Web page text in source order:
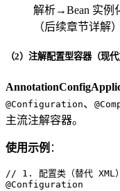
解析→Bean 实例
（后续章节详解）
（2）注解配置型容器（现代
@Configuration、
主流注解容器。
使用示例 ：
// 1. 配置类（替代 XML）
@Configuration